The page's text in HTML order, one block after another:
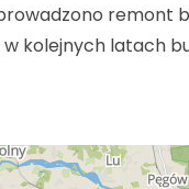
remont
kolejnych latach